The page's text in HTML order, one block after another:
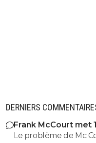
DERNIERS
Frank McCourt met
Le problème de Mc